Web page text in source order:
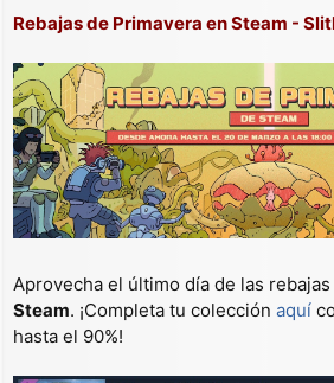
n
a
j
e
Rebajas de Primavera en Steam -
Aprovecha el último día de las
Steam. ¡Completa tu colección aquí
hasta el 90%!